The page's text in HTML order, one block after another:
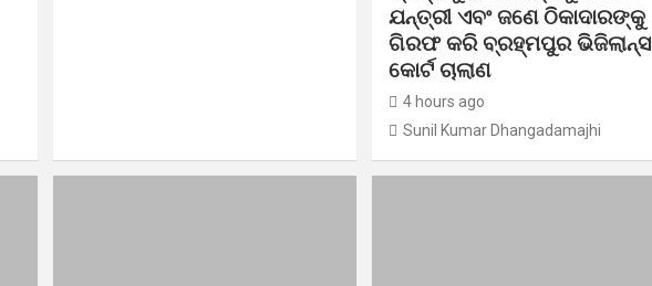
ଯନ୍ତ୍ରୀ ଏବଂ ଜଣେ ଠିକାଦାରଙ୍କୁ
ଗିରଫ କରି ବ୍ରହ୍ମପୁର ଭିଜିଲାନ୍ସ
କୋର୍ଟ ଚାଲାଣ
4 hours ago
Sunil Kumar Dhangadamajhi